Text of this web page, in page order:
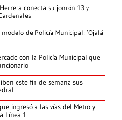
conecta su jonrón 13 y
de Policía Municipal: ‘Ojalá
con la Policía Municipal que
este fin de semana sus
ingresó a las vías del Metro y
Línea 1